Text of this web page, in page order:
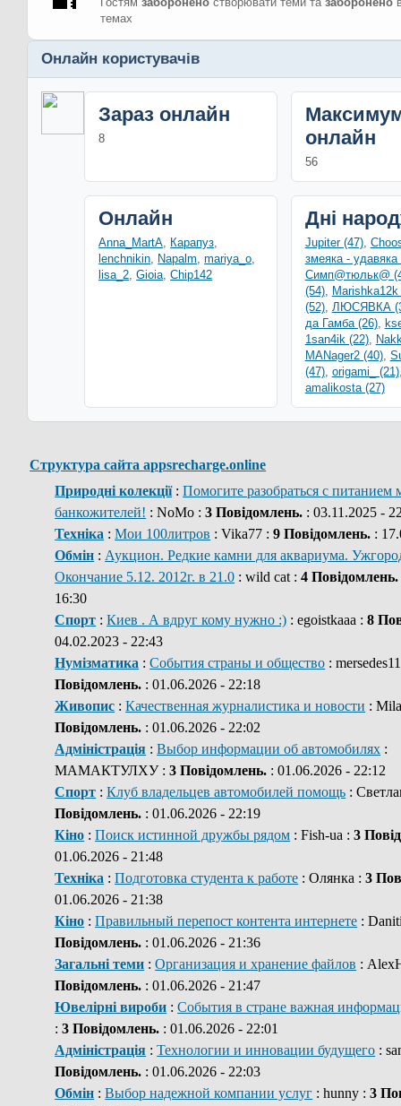
темах
Онлайн користувачів
Зараз онлайн
8
онлайн
56
Онлайн
Anna_MartA, Карапуз,
lenchnikin, Napalm,mariya_o,
lisa_2,Gioia,Chip142
Дні
Jupiter (47),
змеяка - удавяка
Симп@тюльк@
(54), Marishka12k
(52), ЛЮСЯВКА
да Гамба (26),
1san4ik (22),
MANager2 (40),
(47), origami_ (21)
amalikosta (27)
Структура сайта appsrecharge.online
Природні колекції:Помогите разобраться с питанием
банкожителей! : NoMo :3 Повідомлень. : 03.11.2025 -
Техніка :Мои 100литров : Vika77 :9 Повідомлень. :
Обмін : Аукцион. Редкие камни для аквариума.
Окончание 5.12. 2012г. в 21.0 : wild cat :4 Повідомлень.
16:30
Спорт :Киев . А вдруг кому нужно :) : egoistkaaa :8
04.02.2023 - 22:43
Нумізматика :События страны и общество :
Повідомлень. : 01.06.2026 - 22:18
Живопис :Качественная журналистика и новости :
Повідомлень. : 01.06.2026 - 22:02
Адміністрація :Выбор информации об автомобилях :
МАМАКТУЛХУ :3 Повідомлень. : 01.06.2026 - 22:12
Спорт :Клуб владельцев автомобилей помощь :
Повідомлень. : 01.06.2026 - 22:19
Кіно :Поиск истинной дружбы рядом : Fish-ua :3
01.06.2026 - 21:48
Техніка :Подготовка студента к работе : Олянка :3
01.06.2026 - 21:38
Кіно :Правильный перепост контента интернете :
Повідомлень. : 01.06.2026 - 21:36
Загальні теми :Организация и хранение файлов :
Повідомлень. : 01.06.2026 - 21:47
Ювелірні вироби :События в стране важная
:3 Повідомлень. : 01.06.2026 - 22:01
Адміністрація :Технологии и инновации будущего :
Повідомлень. : 01.06.2026 - 22:03
Обмін :Выбор надежной компании услуг : hunny :3